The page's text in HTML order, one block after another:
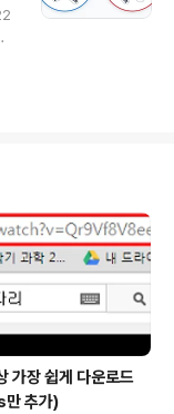
가장 쉽게 다운로드
추가)